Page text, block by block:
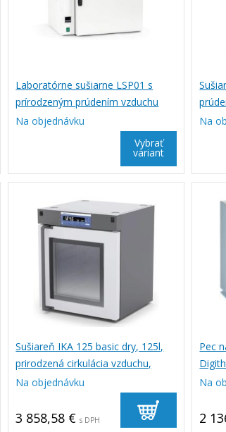
Laboratórne sušiarne LSP01 s
prírodzeným prúdením vzduchu
Na objednávku
Vybrať
variant
Na
Sušiareň IKA 125 basic dry, 125l,
prirodzená cirkulácia vzduchu,
sklenené dvierka
Na objednávku
3 858,58 € s DPH
Pec
Na
2